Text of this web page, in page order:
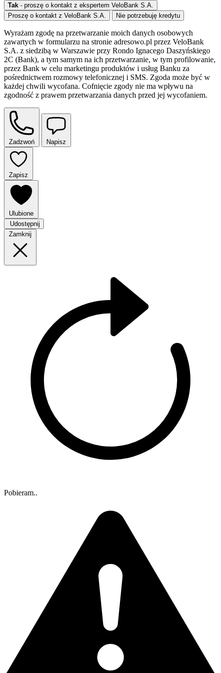
Tak - proszę o kontakt z ekspertem VeloBank S.A.
Proszę o kontakt z VeloBank S.A.
Nie potrzebuję kredytu
Wyrażam zgodę na przetwarzanie moich danych osobowych
zawartych w formularzu na stronie adresowo.pl przez VeloBank
S.A. z siedzibą w Warszawie przy Rondo Ignacego Daszyńskiego
2C (Bank), a tym samym na ich przetwarzanie, w tym profilowanie,
przez Bank w celu marketingu produktów i usług Banku za
pośrednictwem rozmowy telefonicznej i SMS. Zgoda może być w
każdej chwili wycofana. Cofnięcie zgody nie ma wpływu na
zgodność z prawem przetwarzania danych przed jej wycofaniem.
Zadzwoń Napisz
Zapisz
Ulubione
Udostępnij
Zamknij
Pobieram..